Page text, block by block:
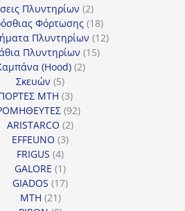
προϊόντα
Πλυντηρίων 22
προϊόντα
Φόρτωσης 1818
προϊόντα
Πλυντηρίων 1212
Πλυντηρίων 1515
(Hood) 22
Σκευών 55
προϊόντα
MTH 33
προϊόντα
9292
ARISTARCO 22
EFFEUNO 33
FRIGUS 44
προϊόντα
GALORE 11
προϊόν
GIADOS 1717
MTH 2121